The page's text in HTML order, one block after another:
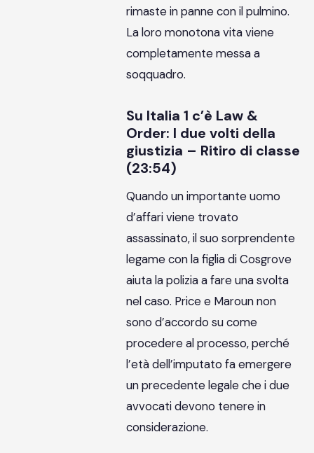
rimaste in panne con il pulmino.
La loro monotona vita viene
completamente messa a
soqquadro.
Su Italia 1 c’è Law &
Order: I due volti della
giustizia – Ritiro di classe
(23:54)
Quando un importante uomo
d’affari viene trovato
assassinato, il suo sorprendente
legame con la figlia di Cosgrove
aiuta la polizia a fare una svolta
nel caso. Price e Maroun non
sono d’accordo su come
procedere al processo, perché
l’età dell’imputato fa emergere
un precedente legale che i due
avvocati devono tenere in
considerazione.